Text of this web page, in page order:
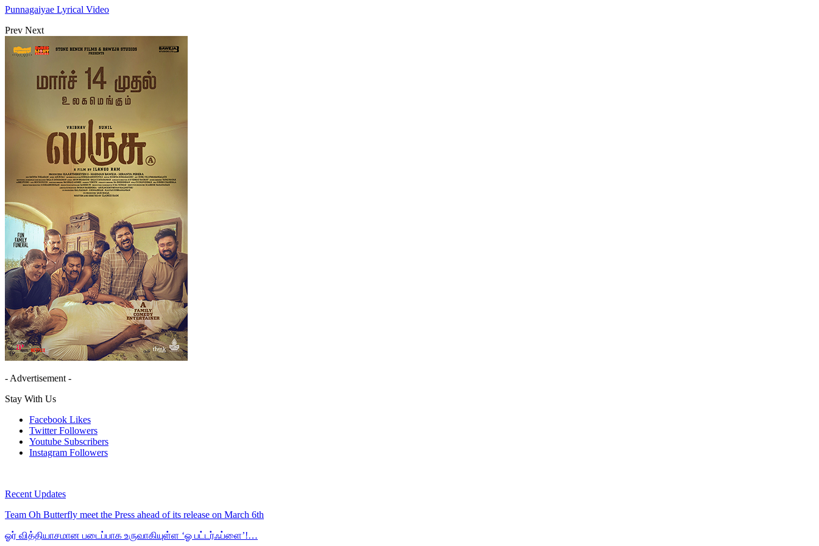
Punnagaiyae Lyrical Video
Prev Next
- Advertisement -
Stay With Us
Facebook Likes
Twitter Followers
Youtube Subscribers
Instagram Followers
Recent Updates
Team Oh Butterfly meet the Press ahead of its release on March 6th
ஓர் வித்தியாசமான படைப்பாக உருவாகியுள்ள ‘ஓ பட்டர்ஃப்ளை’!…